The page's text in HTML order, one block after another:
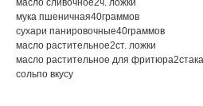
масло сливочное2ч. ложки
мука пшеничная40граммов
сухари панировочные40граммов
масло растительное2ст. ложки
масло растительное для фритюра2
сольпо вкусу